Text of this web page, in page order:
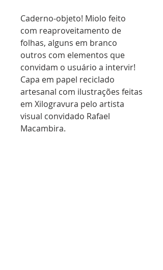
Caderno-objeto! Miolo feito
com reaproveitamento de
folhas, alguns em branco
outros com elementos que
convidam o usuário a intervir!
Capa em papel reciclado
artesanal com ilustrações feitas
em Xilogravura pelo artista
visual convidado Rafael
Macambira.